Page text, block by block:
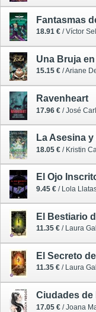
18.91 € / Víctor
15.15 € / Ariane
Ravenheart
17.96 € / José
La Asesina
18.05 € / Kristin
El Ojo
9.45 € / Lola
11.35 € / Laura
11.35 € / Laura
Ciudades de
17.05 € / Joana